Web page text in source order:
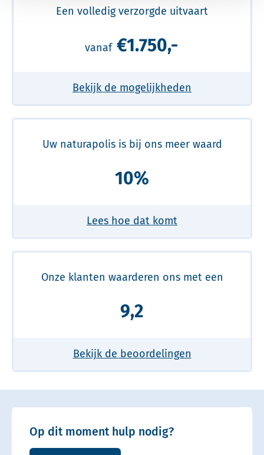
Een volledig verzorgde uitvaart
vanaf €1.750,-
Bekijk de mogelijkheden
Uw naturapolis is bij ons meer waard
10%
Lees hoe dat komt
Onze klanten waarderen ons met een
9,2
Bekijk de beoordelingen
Op dit moment hulp nodig?